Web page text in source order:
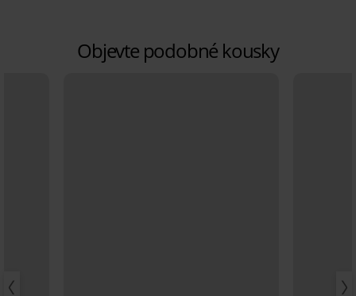
Objevte podobné kousky